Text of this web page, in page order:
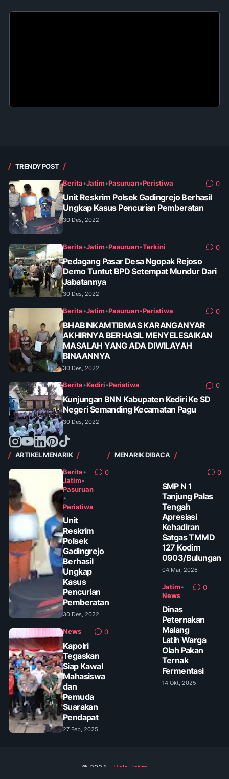
TRENDY POST
Berita•Jatim•Pasuruan•Peristiwa 0
Unit Reskrim Polsek Gadingrejo Berhasil
Ungkap Kasus Pencurian Pemberatan
30 Des, 2022
Berita•Jatim•Pasuruan•Terkini 0
Pedagang Pasar Desa Ngopak Rejoso
Demo Tuntut BPD Setempat Mundur Dari
Jabatannya
30 Des, 2022
Berita•Jatim•Pasuruan•Peristiwa 0
BHABINKAMTIBMAS KARANGANYAR
AKHIRNYA BERHASIL MENYELESAIKAN
MASALAH YANG ADA DIWILAYAH
BINAANNYA
30 Des, 2022
Berita•Kediri•Peristiwa 0
Kunjungan BNN Kabupaten Kediri Ke SD
Negeri Semanding Kecamatan Pagu
30 Des, 2022
ARTIKEL MENARIK
Berita•
Jatim•
Pasuruan
•
Peristiwa
0
Unit
Reskrim
Polsek
Gadingrejo
Berhasil
Ungkap
Kasus
Pencurian
Pemberatan
30 Des, 2022
News 0
Kapolri
Tegaskan
Siap Kawal
Mahasiswa
dan
Pemuda
Suarakan
Pendapat
27 Feb, 2025
MENARIK DIBACA
0
SMP N 1
Tanjung Palas
Tengah
Apresiasi
Kehadiran
Satgas TMMD
127 Kodim
0903/Bulungan
04 Mar, 2026
Jatim•
News
0
Dinas
Peternakan
Malang
Latih Warga
Olah Pakan
Ternak
Fermentasi
14 Okt, 2025
© 2024 - Helo Jatim